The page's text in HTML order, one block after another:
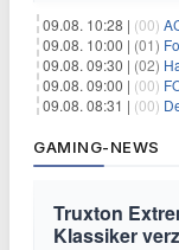
09.08. 10:28 | (00)
09.08. 10:00 | (01)
09.08. 09:30 | (02)
09.08. 09:00 | (00)
09.08. 08:31 | (00)
GAMING-NEWS
Truxton
Klassiker